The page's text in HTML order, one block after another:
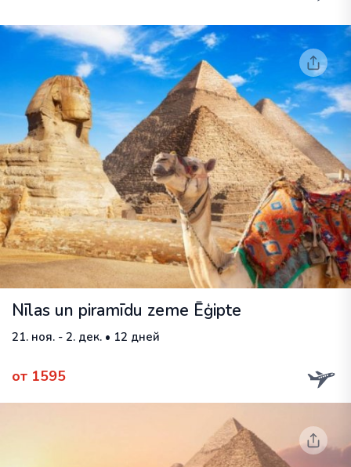
Nīlas un piramīdu zeme Ēģipte
21. ноя. - 2. дек. • 12 дней
от 1595